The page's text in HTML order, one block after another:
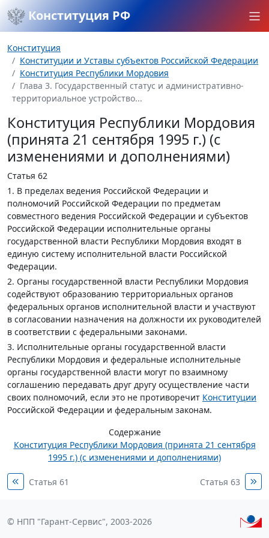
Конституция РФ
Конституция
Конституции и Уставы субъектов Российской Федерации
Конституция Республики Мордовия
Глава 3. Государственный статус и административно-
территориальное устройство...
Конституция Республики Мордовия
(принята 21 сентября 1995 г.) (с
изменениями и дополнениями)
Статья 62
1. В пределах ведения Российской Федерации и
полномочий Российской Федерации по предметам
совместного ведения Российской Федерации и субъектов
Российской Федерации исполнительные органы
государственной власти Республики Мордовия входят в
единую систему исполнительной власти Российской
Федерации.
2. Органы государственной власти Республики Мордовия
содействуют образованию территориальных органов
федеральных органов исполнительной власти и участвуют
в согласовании назначения на должности их руководителей
в соответствии с федеральными законами.
3. Исполнительные органы государственной власти
Республики Мордовия и федеральные исполнительные
органы государственной власти могут по взаимному
соглашению передавать друг другу осуществление части
своих полномочий, если это не противоречит Конституции
Российской Федерации и федеральным законам.
Содержание
Конституция Республики Мордовия (принята 21 сентября
1995 г.) (с изменениями и дополнениями)
Статья 61 Статья 63
© НПП "Гарант-Сервис", 2003-2026